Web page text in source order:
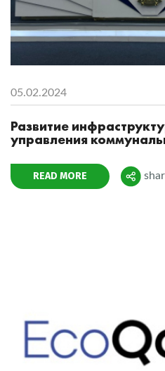
05.02.2024
Развитие
управления
READ MORE